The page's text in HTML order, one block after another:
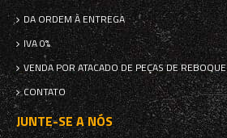
DA ORDEM À ENTREGA
IVA 0%
VENDA POR ATACADO DE PEÇAS DE REBOQUE
CONTATO
JUNTE-SE A NÓS